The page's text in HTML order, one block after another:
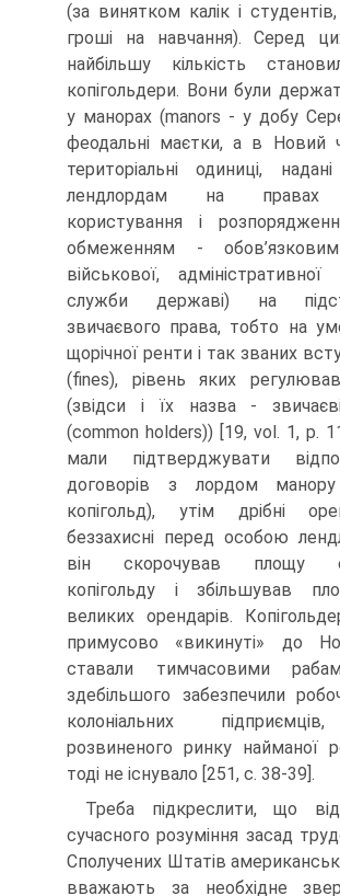
(за винятком калік і
гроші на навчання). Серед
найбільшу кількість
копігольдери. Вони були
у манорах (manors - у добу
феодальні маєтки, а в Новий
територіальні одиниці,
лендлордам на правах
користування і
обмеженням -
військової,
служби державі) на
звичаєвого права, тобто на
щорічної ренти і так званих
(fines), рівень яких
(звідси і їх назва -
(common holders)) [19, vol. 1, р.
мали підтверджувати
договорів з лордом
копігольд), утім дрібні
беззахисні перед особою
він скорочував площу
копігольду і збільшував
великих орендарів.
примусово «викинуті» до
ставали тимчасовими
здебільшого забезпечили
колоніальних
розвиненого ринку найманої
тоді не існувало [251, с. 38-39].
Треба підкреслити, що
сучасного розуміння засад
Сполучених Штатів
вважають за необхідне